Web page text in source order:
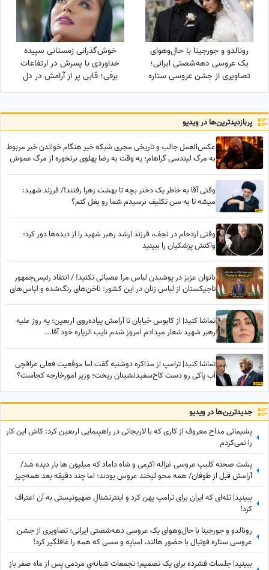
رونالدو و جورجینا با حال‌وهوای
یک عروسی دهه‌شصتی ایرانی؛
تصاویری از جشن عروسی ستاره
فوتبال با حضور هالند، امباپه و
خوش‌گذرانی زمستانی سپیده
خداوردی با پسرش در ارتفاعات
برفی؛ قابی پر از آرامش در دل
طبیعت
پربازدید‌ترین‌ها در ویدیو
عکس‌العمل جالب و تاریخی مجری شبکه خبر هنگام خواندن خبر مربوط
به مرگ لیندسی گراهام؛ یه وقت به رضا پهلوی برنخوره از مرگ عموش
وقتی آقا به خاطر یک دختر بچه تا بهشت زهرا رفتند!/ فرزند شهید:
میشه تا به سن تکلیف نرسیدم شما رو بغل کنم؟
وقتی ازدحام در نجف، فرزند ارشد رهبر شهید را از دیده‌ها دور کرد؛
واکنش پزشکیان را ببینید
بانوان عزیز در پوشیدن لباس مرا عصبانی نکنید! / انتقاد رئیس‌جمهور
تاجیکستان از لباس زنان در این کشور: ناخن‌های رنگ‌شده و لباس‌های
تماشا کنید| از کابوس خیابان تا آرامش پیاده‌روی اربعین؛ یه روز علیه
رهبر شهید شعار میدادم امروز شدم نایب الزیاره خود آقا...
تماشا کنید| ترامپ از مذاکره دوشنبه گفت اما موقعیت فعلی عراقچی
آب پاکی رو دست کاخ‌سفیدنشینان ریخت؛ وزیر امورخارجه کجاست؟
جدید‌ترین‌ها در ویدیو
پشیمانی مداح معروف از کاری که با لاریجانی در راهپیمایی اربعین کرد: کاش این کار
را نمی‌کردم
پشت صحنه کلیپ عروسی غزاله اکرمی و شاه داماد که میلیون ها بار دیده شد/
آرامش قبل از طوفان/ همه محو لبخند عروس بودند؛ اما چند دقیقه بعد همه‌چیز
تغییر کرد!
ببینید| تله‌ای که ایران برای ترامپ پهن کرد و اینترنشنالِ صهیونیستی به آن اعتراف
کرد!
رونالدو و جورجینا با حال‌وهوای یک عروسی دهه‌شصتی ایرانی؛ تصاویری از جشن
عروسی ستاره فوتبال با حضور هالند، امباپه و مسی که همه را غافلگیر کرد!
ببینید| جلسات فشرده برای یک تصمیم؛ تجمعات شبانه‌یِ مردمی پس از ماه صفر باز